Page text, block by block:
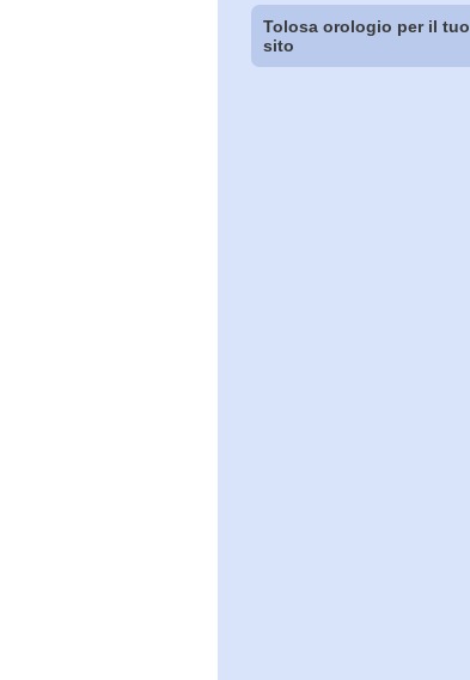
Tolosa orologio per il tuo
sito